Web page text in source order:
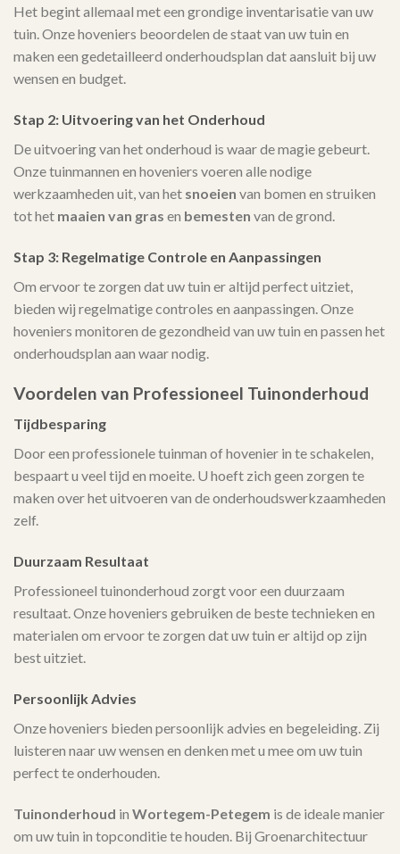
Het begint allemaal met een grondige inventarisatie van uw
tuin. Onze hoveniers beoordelen de staat van uw tuin en
maken een gedetailleerd onderhoudsplan dat aansluit bij uw
wensen en budget.
Stap 2: Uitvoering van het Onderhoud
De uitvoering van het onderhoud is waar de magie gebeurt.
Onze tuinmannen en hoveniers voeren alle nodige
werkzaamheden uit, van het snoeien van bomen en struiken
tot het maaien van gras en bemesten van de grond.
Stap 3: Regelmatige Controle en Aanpassingen
Om ervoor te zorgen dat uw tuin er altijd perfect uitziet,
bieden wij regelmatige controles en aanpassingen. Onze
hoveniers monitoren de gezondheid van uw tuin en passen het
onderhoudsplan aan waar nodig.
Voordelen van Professioneel Tuinonderhoud
Tijdbesparing
Door een professionele tuinman of hovenier in te schakelen,
bespaart u veel tijd en moeite. U hoeft zich geen zorgen te
maken over het uitvoeren van de onderhoudswerkzaamheden
zelf.
Duurzaam Resultaat
Professioneel tuinonderhoud zorgt voor een duurzaam
resultaat. Onze hoveniers gebruiken de beste technieken en
materialen om ervoor te zorgen dat uw tuin er altijd op zijn
best uitziet.
Persoonlijk Advies
Onze hoveniers bieden persoonlijk advies en begeleiding. Zij
luisteren naar uw wensen en denken met u mee om uw tuin
perfect te onderhouden.
Tuinonderhoud in Wortegem-Petegem is de ideale manier
om uw tuin in topconditie te houden. Bij Groenarchitectuur